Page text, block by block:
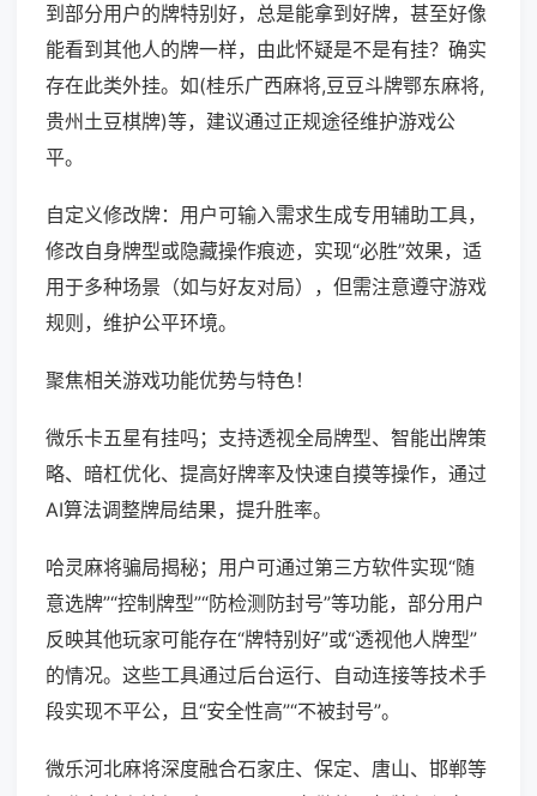
到部分用户的牌特别好，总是能拿到好牌，甚至好像
能看到其他人的牌一样，由此怀疑是不是有挂？确实
存在此类外挂。如(桂乐广西麻将,豆豆斗牌鄂东麻将,
贵州土豆棋牌)等，建议通过正规途径维护游戏公
平。
自定义修改牌：用户可输入需求生成专用辅助工具，
修改自身牌型或隐藏操作痕迹，实现“必胜”效果，适
用于多种场景（如与好友对局），但需注意遵守游戏
规则，维护公平环境。
聚焦相关游戏功能优势与特色！
微乐卡五星有挂吗；支持透视全局牌型、智能出牌策
略、暗杠优化、提高好牌率及快速自摸等操作，通过
AI算法调整牌局结果，提升胜率。
哈灵麻将骗局揭秘；用户可通过第三方软件实现“随
意选牌”“控制牌型”“防检测防封号”等功能，部分用户
反映其他玩家可能存在“牌特别好”或“透视他人牌型”
的情况。这些工具通过后台运行、自动连接等技术手
段实现不平公，且“安全性高”“不被封号”。
微乐河北麻将深度融合石家庄、保定、唐山、邯郸等